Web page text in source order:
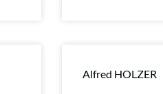
Alfred HOLZER